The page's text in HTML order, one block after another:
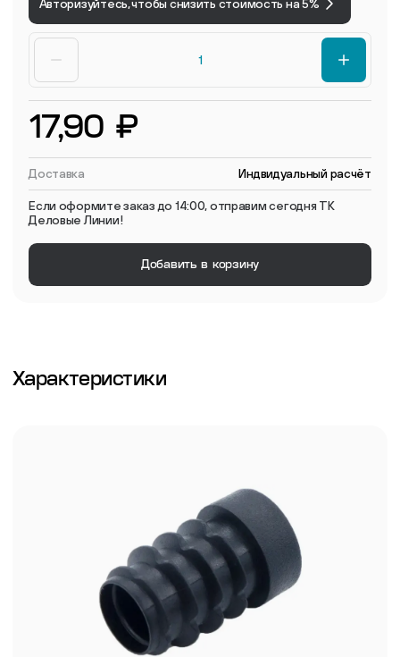
Авторизуйтесь, чтобы снизить стоимость на 5%
17,90 ₽
Доставка Индвидуальный расчёт
Если оформите заказ до 14:00, отправим сегодня ТК
Деловые Линии!
Добавить в корзину
Характеристики